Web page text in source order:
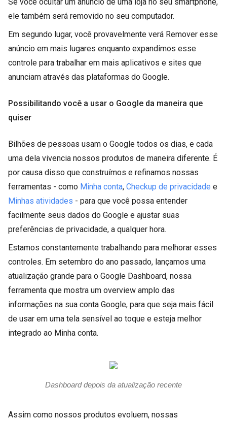
ele também será removido no seu computador.
Em segundo lugar, você provavelmente verá Remover esse
anúncio em mais lugares enquanto expandimos esse
controle para trabalhar em mais aplicativos e sites que
anunciam através das plataformas do Google.
Possibilitando você a usar o Google da maneira que
quiser
Bilhões de pessoas usam o Google todos os dias, e cada
uma dela vivencia nossos produtos de maneira diferente. É
por causa disso que construímos e refinamos nossas
ferramentas - como Minha conta, Checkup de privacidade e
Minhas atividades - para que você possa entender
facilmente seus dados do Google e ajustar suas
preferências de privacidade, a qualquer hora.
Estamos constantemente trabalhando para melhorar esses
controles. Em setembro do ano passado, lançamos uma
atualização grande para o Google Dashboard, nossa
ferramenta que mostra um overview amplo das
informações na sua conta Google, para que seja mais fácil
de usar em uma tela sensível ao toque e esteja melhor
integrado ao Minha conta.
Dashboard depois da atualização recente
Assim como nossos produtos evoluem, nossas